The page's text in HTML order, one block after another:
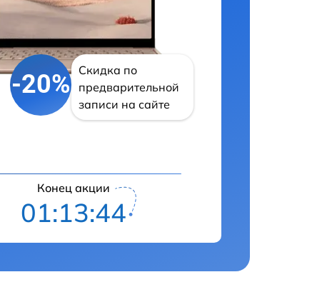
-20%
Скидка по
предварительной
записи на сайте
Конец акции
01:13:43